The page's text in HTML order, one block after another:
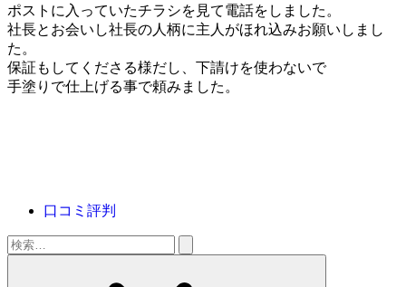
ポストに入っていたチラシを見て電話をしました。
社長とお会いし社長の人柄に主人がほれ込みお願いしまし
た。
保証もしてくださる様だし、下請けを使わないで
手塗りで仕上げる事で頼みました。
口コミ評判
検
索: